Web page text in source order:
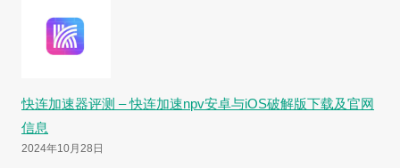
快连加速器评测 – 快连加速npv安卓与iOS破解版下载及官网
信息
2024年10月28日